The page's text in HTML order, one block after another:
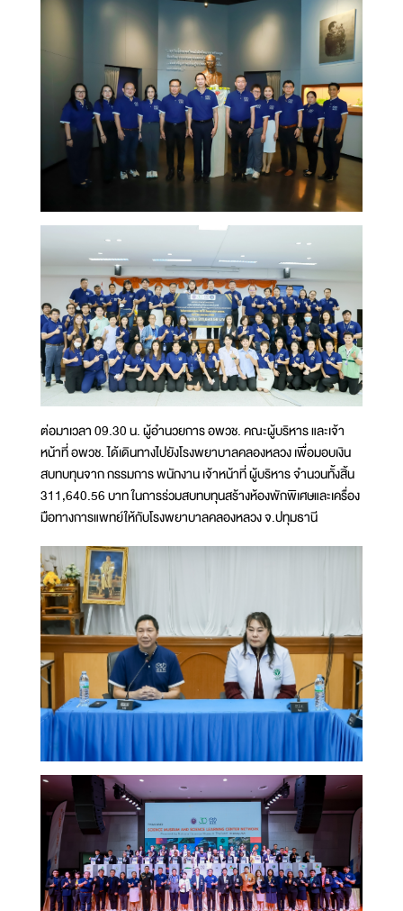
ต่อมาเวลา 09.30 น. ผู้อำนวยการ อพวช. คณะผู้บริหาร และเจ้า
หน้าที่ อพวช. ได้เดินทางไปยังโรงพยาบาลคลองหลวง เพื่อมอบเงิน
สบทบทุนจาก กรรมการ พนักงาน เจ้าหน้าที่ ผู้บริหาร จำนวนทั้งสิ้น
311,640.56 บาท ในการร่วมสบทบทุนสร้างห้องพักพิเศษและเครื่อง
มือทางการแพทย์ให้กับโรงพยาบาลคลองหลวง จ.ปทุมธานี